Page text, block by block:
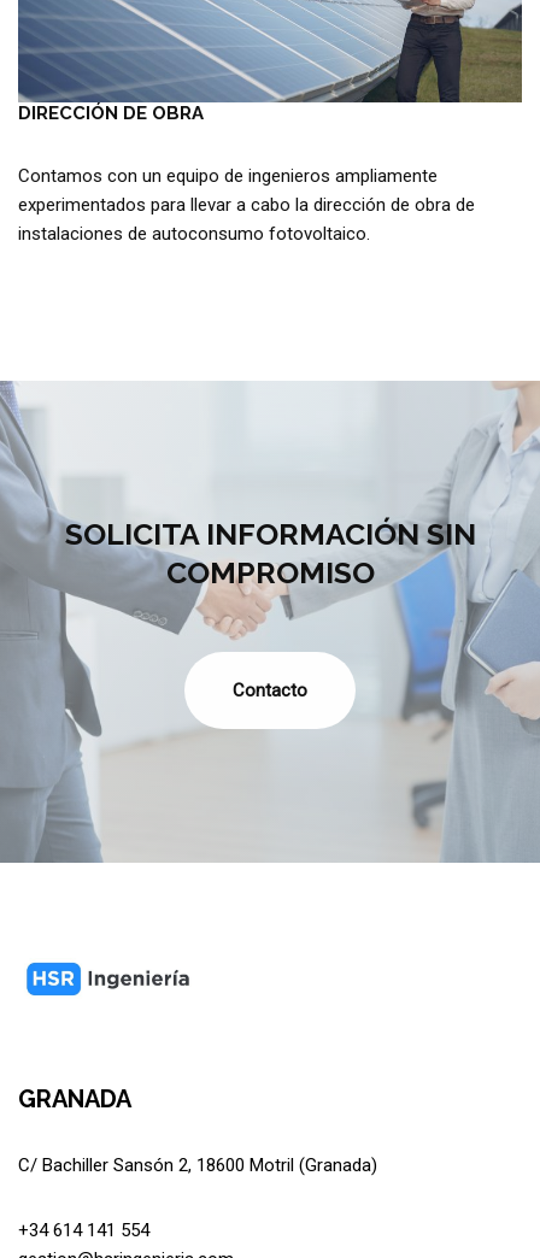
DIRECCIÓN DE OBRA
Contamos con un equipo de ingenieros ampliamente
experimentados para llevar a cabo la dirección de obra de
instalaciones de autoconsumo fotovoltaico.
SOLICITA INFORMACIÓN SIN
COMPROMISO
Contacto
GRANADA
C/ Bachiller Sansón 2, 18600 Motril (Granada)
+34 614 141 554